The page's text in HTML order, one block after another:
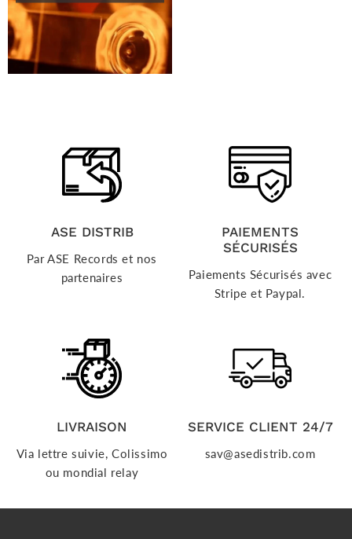
ASE DISTRIB
Par ASE Records et nos
partenaires
PAIEMENTS
SÉCURISÉS
Paiements Sécurisés avec
Stripe et Paypal.
LIVRAISON
Via lettre suivie, Colissimo
ou mondial relay
SERVICE CLIENT 24/7
sav@asedistrib.com